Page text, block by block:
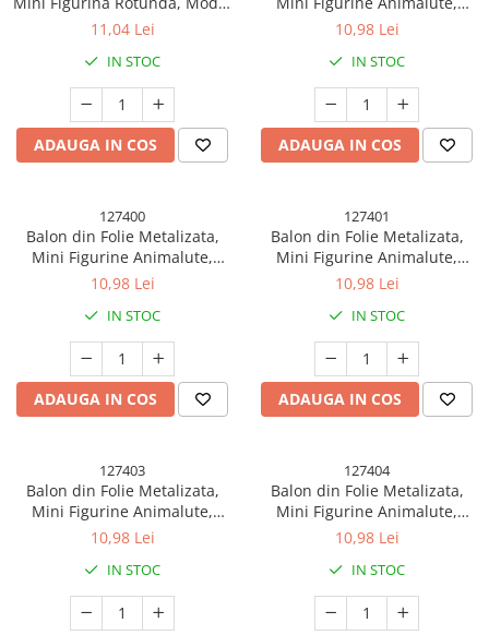
Unicorn, Happy Birthday,
Ambalaj Individual, Pai Inclus,
Umflare cu Aer sau Heliu,
Multicolor
11,04 Lei
IN STOC
ADAUGA IN COS
Model Tigru, Tematica
Ambalaj Individual, Pai Inclus,
Umflare cu Aer sau Heliu,
Multicolor
10,98 Lei
IN STOC
ADAUGA IN COS
127400
Balon din Folie Metalizata,
Mini Figurine Animalute,
Model Leu, Tematica
Ambalaj Individual, Pai Inclus,
Umflare cu Aer sau Heliu,
Multicolor
10,98 Lei
IN STOC
ADAUGA IN COS
127401
Balon din Folie Metalizata,
Mini Figurine Animalute,
Model Girafa, Tematica
Ambalaj Individual, Pai Inclus,
Umflare cu Aer sau Heliu,
Multicolor
10,98 Lei
IN STOC
ADAUGA IN COS
127403
Balon din Folie Metalizata,
Mini Figurine Animalute,
Model Maimutica, Tematica
Ambalaj Individual, Pai Inclus,
Umflare cu Aer sau Heliu,
Multicolor
10,98 Lei
IN STOC
127404
Balon din Folie Metalizata,
Mini Figurine Animalute,
Model Zebra, Tematica
Ambalaj Individual, Pai Inclus,
Umflare cu Aer sau Heliu,
Multicolor
10,98 Lei
IN STOC